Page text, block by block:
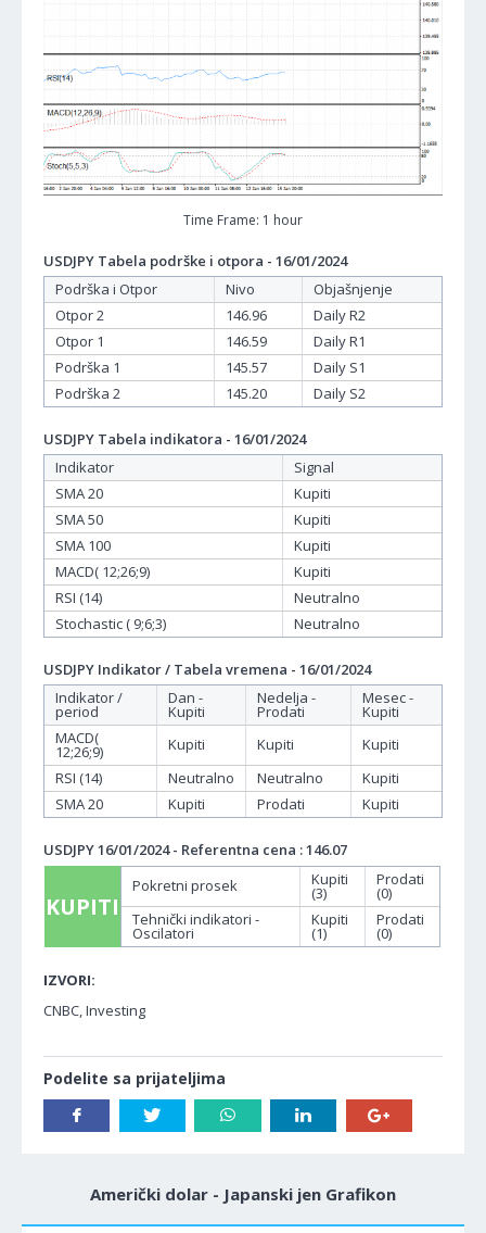
Time Frame: 1 hour
USDJPY Tabela podrške i otpora - 16/01/2024
Podrška i Otpor
Nivo
Objašnjenje
Otpor 2
146.96
Daily R2
Otpor 1
146.59
Daily R1
Podrška 1
145.57
Daily S1
Podrška 2
145.20 Daily S2
USDJPY Tabela indikatora - 16/01/2024
Indikator
Signal
SMA 20
Kupiti
SMA 50
Kupiti
SMA 100
Kupiti
MACD( 12;26;9)
Kupiti
RSI (14)
Neutralno
Stochastic ( 9;6;3)
Neutralno
USDJPY Indikator / Tabela vremena - 16/01/2024
Indikator /
period
Dan -
Kupiti
Nedelja -
Prodati
Mesec -
Kupiti
MACD(
12;26;9) Kupiti Kupiti
Kupiti
RSI (14)
Neutralno Neutralno
Kupiti
SMA 20
Kupiti Prodati Kupiti
USDJPY 16/01/2024 - Referentna cena : 146.07
KUPITI
Pokretni prosek Kupiti
(3)
Prodati
(0)
Tehnički indikatori -
Oscilatori
Kupiti
(1)
Prodati
(0)
IZVORI:
CNBC, Investing
Podelite sa prijateljima
Američki dolar - Japanski jen Grafikon